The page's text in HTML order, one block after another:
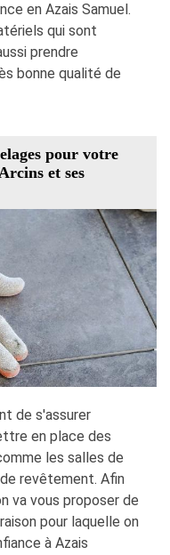
en Azais Samuel.
qui sont
prendre
bonne qualité de
pour votre
et ses
de s'assurer
en place des
les salles de
revêtement. Afin
va vous proposer de
pour laquelle on
à Azais